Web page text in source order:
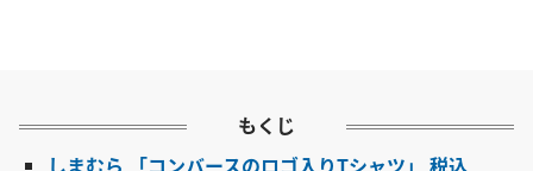
もくじ
しまむら 「コンバースのロゴ入りTシャツ」 税込